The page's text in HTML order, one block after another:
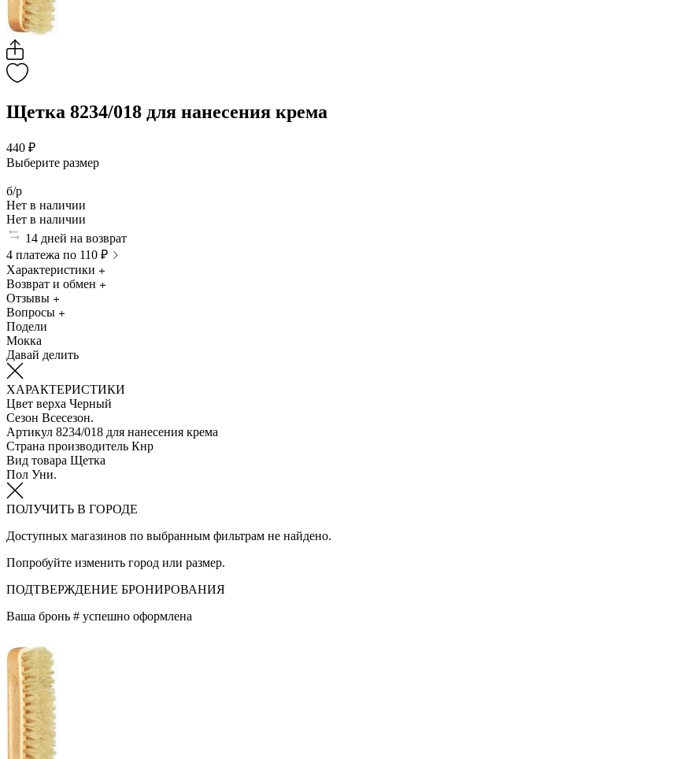
Щетка 8234/018 для нанесения крема
440 ₽
Выберите размер
б/р
Нет в наличии
Нет в наличии
14 дней на возврат
4 платежа по 110 ₽
Характеристики
Возврат и обмен
Отзывы
Вопросы
Подели
Мокка
Давай делить
ХАРАКТЕРИСТИКИ
Цвет верха Черный
Сезон Всесезон.
Артикул 8234/018 для нанесения крема
Страна производитель Кнр
Вид товара Щетка
Пол Уни.
ПОЛУЧИТЬ В ГОРОДЕ
Доступных магазинов по выбранным фильтрам не найдено.
Попробуйте изменить город или размер.
ПОДТВЕРЖДЕНИЕ БРОНИРОВАНИЯ
Ваша бронь # успешно оформлена